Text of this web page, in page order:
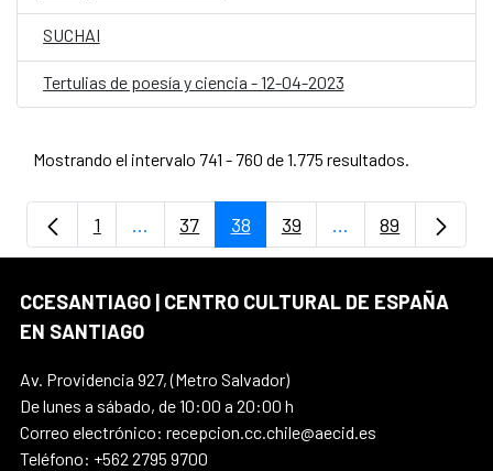
SUCHAI
Tertulias de poesía y ciencia - 12-04-2023
Mostrando el intervalo 741 - 760 de 1.775 resultados.
Página
1 ...Páginas intermedias Use TAB para
Página
37 Página
38 Página
39 ...PáginasPágina
89
CCESANTIAGO | CENTRO CULTURAL DE ESPAÑA
EN SANTIAGO
Av. Providencia 927, (Metro Salvador)
De lunes a sábado, de 10:00 a 20:00 h
Correo electrónico: recepcion.cc.chile@aecid.es
Teléfono: +562 2795 9700